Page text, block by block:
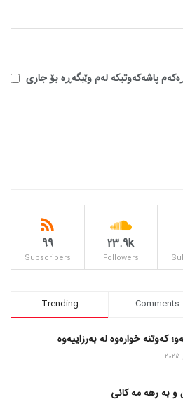
پاشەکەوتبکە لەم وێبگەڕە بۆ جاری
23.9k
Followers
99
Subscribers
Trending Comments
کەوتنە خوارەوە لە بەرزاییەوە
و به رهه مه کانی